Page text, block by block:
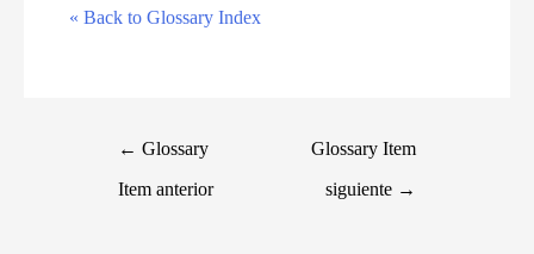
« Back to Glossary Index
← Glossary
Item anterior
Glossary Item
siguiente →